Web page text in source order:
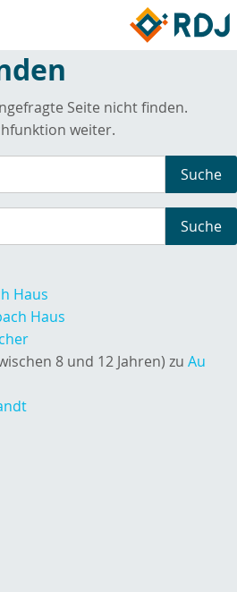
Seite nicht finden.
weiter.
Haus
Haus
8 und 12 Jahren) zu Au